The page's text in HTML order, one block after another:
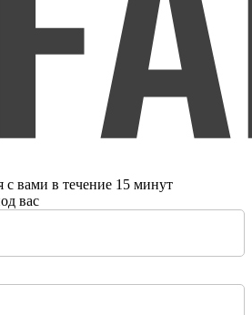
вами в течение 15 минут
вас